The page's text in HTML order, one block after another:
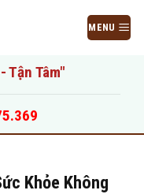
MENU
Tận Tâm"
Khỏe Không